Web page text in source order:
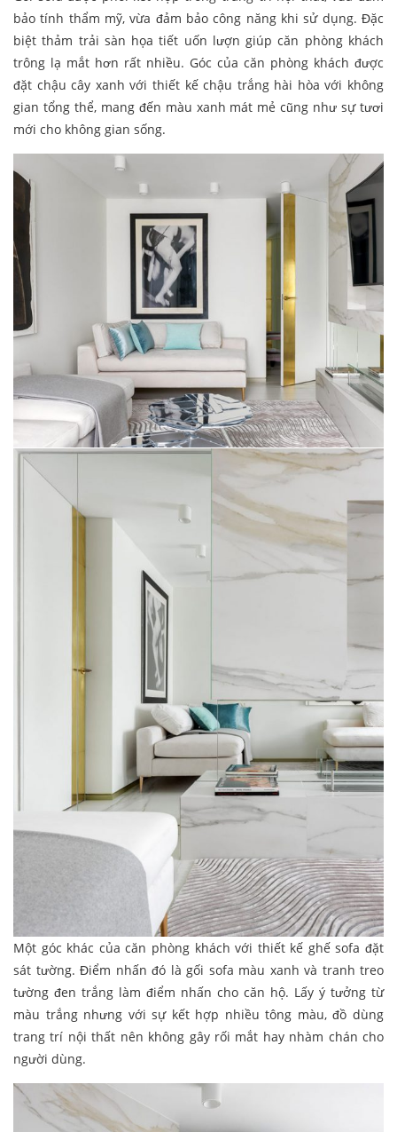
bảo tính thẩm mỹ, vừa đảm bảo công năng khi sử dụng. Đặc
biệt thảm trải sàn họa tiết uốn lượn giúp căn phòng khách
trông lạ mắt hơn rất nhiều. Góc của căn phòng khách được
đặt chậu cây xanh với thiết kế chậu trắng hài hòa với không
gian tổng thể, mang đến màu xanh mát mẻ cũng như sự tươi
mới cho không gian sống.
Một góc khác của căn phòng khách với thiết kế ghế sofa đặt
sát tường. Điểm nhấn đó là gối sofa màu xanh và tranh treo
tường đen trắng làm điểm nhấn cho căn hộ. Lấy ý tưởng từ
màu trắng nhưng với sự kết hợp nhiều tông màu, đồ dùng
trang trí nội thất nên không gây rối mắt hay nhàm chán cho
người dùng.